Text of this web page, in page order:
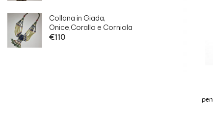
Collana in Giada,
Onice,Corallo e Corniola
€110